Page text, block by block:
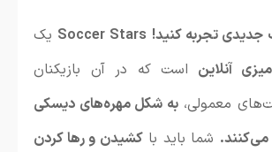
جدیدی تجربه کنید! Soccer Stars یک
آنلاین است که در آن بازیکنان
معمولی،به شکل مهره‌های دیسکی
شما باید باکشیدن و رها کردن